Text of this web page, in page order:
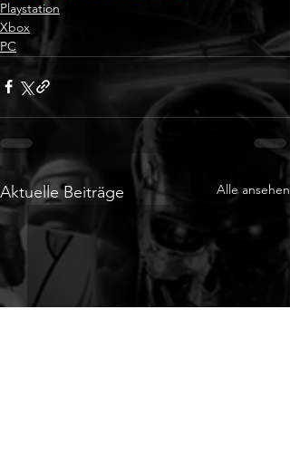
Playstation
Xbox
PC
Aktuelle Beiträge Alle ansehen